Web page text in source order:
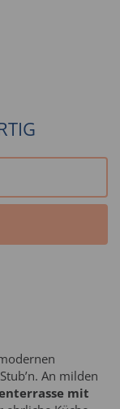
An milden
mit